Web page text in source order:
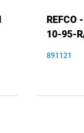
10-95-
891121